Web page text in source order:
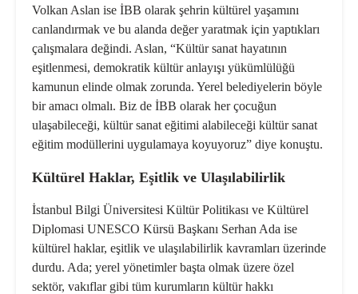
Volkan Aslan ise İBB olarak şehrin kültürel yaşamını
canlandırmak ve bu alanda değer yaratmak için yaptıkları
çalışmalara değindi. Aslan, “Kültür sanat hayatının
eşitlenmesi, demokratik kültür anlayışı yükümlülüğü
kamunun elinde olmak zorunda. Yerel belediyelerin böyle
bir amacı olmalı. Biz de İBB olarak her çocuğun
ulaşabileceği, kültür sanat eğitimi alabileceği kültür sanat
eğitim modüllerini uygulamaya koyuyoruz” diye konuştu.
Kültürel Haklar, Eşitlik ve Ulaşılabilirlik
İstanbul Bilgi Üniversitesi Kültür Politikası ve Kültürel
Diplomasi UNESCO Kürsü Başkanı Serhan Ada ise
kültürel haklar, eşitlik ve ulaşılabilirlik kavramları üzerinde
durdu. Ada; yerel yönetimler başta olmak üzere özel
sektör, vakıflar gibi tüm kurumların kültür hakkı